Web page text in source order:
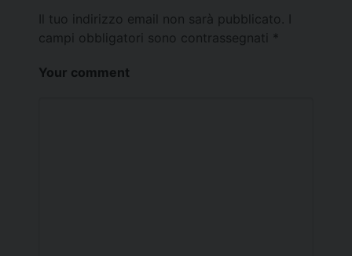
Il tuo indirizzo email non sarà pubblicato.
campi obbligatori sono contrassegnati *
Your comment